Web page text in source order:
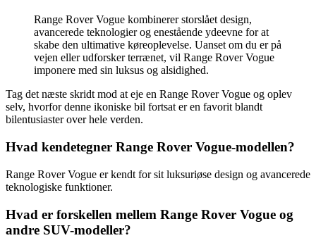
Range Rover Vogue kombinerer storslået design,
avancerede teknologier og enestående ydeevne for at
skabe den ultimative køreoplevelse. Uanset om du er på
vejen eller udforsker terrænet, vil Range Rover Vogue
imponere med sin luksus og alsidighed.
Tag det næste skridt mod at eje en Range Rover Vogue og oplev
selv, hvorfor denne ikoniske bil fortsat er en favorit blandt
bilentusiaster over hele verden.
Hvad kendetegner Range Rover Vogue-modellen?
Range Rover Vogue er kendt for sit luksuriøse design og avancerede
teknologiske funktioner.
Hvad er forskellen mellem Range Rover Vogue og
andre SUV-modeller?